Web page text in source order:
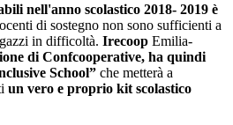
nell'anno scolastico 2018- 2019 è
di sostegno non sono sufficienti a
in difficoltà. Irecoop Emilia-
di Confcooperative, ha quindi
School” che metterà a
un vero e proprio kit scolastico